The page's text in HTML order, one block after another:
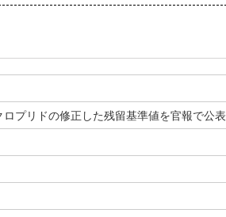
プリドの修正した残留基準値を官報で公表